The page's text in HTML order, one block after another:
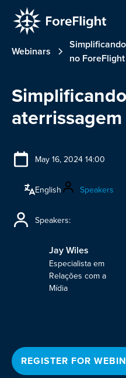
Webinars
no ForeFlight
May 16, 2024 14:00
English Speakers
Speakers:
Jay Wiles
Especialista em
Relações com a
Mídia
REGISTER FOR